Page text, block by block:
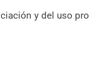
y del uso